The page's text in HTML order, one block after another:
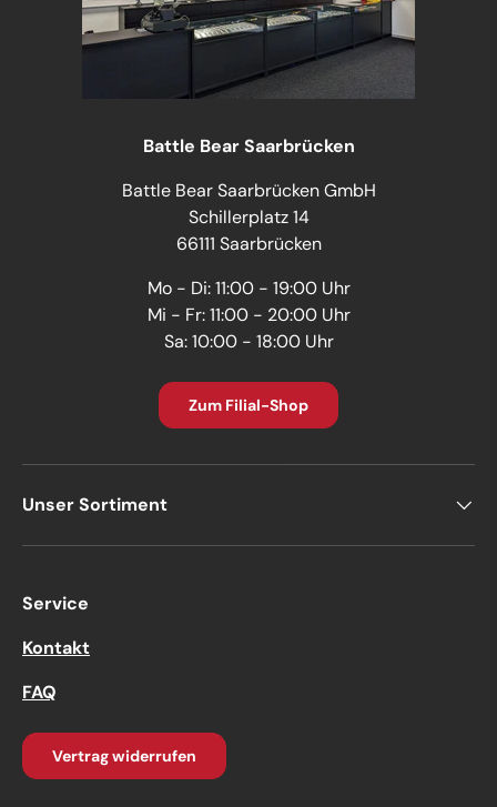
Battle Bear Saarbrücken
Battle Bear Saarbrücken GmbH
Schillerplatz 14
66111 Saarbrücken
Mo - Di: 11:00 - 19:00 Uhr
Mi - Fr: 11:00 - 20:00 Uhr
Sa: 10:00 - 18:00 Uhr
Zum Filial-Shop
Unser Sortiment
Service
Kontakt
FAQ
Vertrag widerrufen